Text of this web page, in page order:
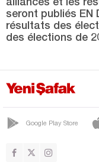
ŞENPAZAR
SEYDİLER
TOSYA
Kayseri
Kilis
Kırıkkale
seront publiés EN
résultats des
des élections de
Google Play Store